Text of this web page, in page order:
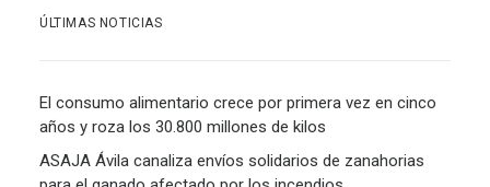
ÚLTIMAS NOTICIAS
El consumo alimentario crece por primera vez en cinco
años y roza los 30.800 millones de kilos
ASAJA Ávila canaliza envíos solidarios de zanahorias